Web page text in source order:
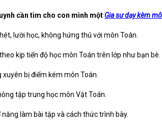
cần tìm cho con mình một Gia sư dạy kèm
lười học, không hứng thú với môn Toán.
kịp tiến độ học môn Toán trên lớp như bạn bè.
xuyên bị điểm kém môn Toán.
tập trung học môn Vật Toán.
năng làm bài tập và cách thức trình bày.